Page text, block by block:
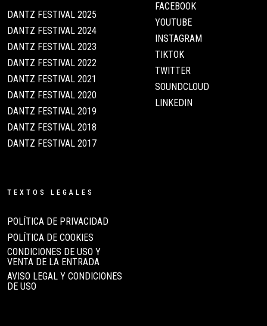
DANTZ FESTIVAL 2025
DANTZ FESTIVAL 2024
DANTZ FESTIVAL 2023
DANTZ FESTIVAL 2022
DANTZ FESTIVAL 2021
DANTZ FESTIVAL 2020
DANTZ FESTIVAL 2019
DANTZ FESTIVAL 2018
DANTZ FESTIVAL 2017
FACEBOOK
YOUTUBE
INSTAGRAM
TIKTOK
TWITTER
SOUNDCLOUD
LINKEDIN
TEXTOS LEGALES
POLÍTICA DE PRIVACIDAD
POLÍTICA DE COOKIES
CONDICIONES DE USO Y
VENTA DE LA ENTRADA
AVISO LEGAL Y CONDICIONES
DE USO